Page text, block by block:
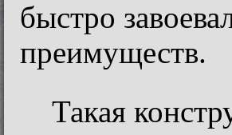
быстро
преимуществ.
Такая